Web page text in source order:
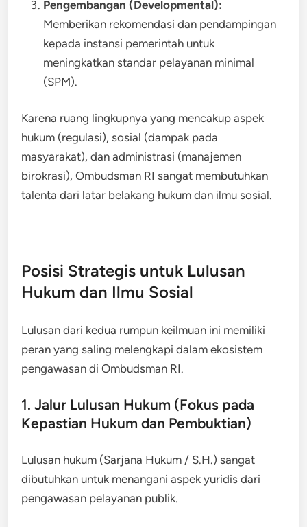
Pengembangan (Developmental):
Memberikan rekomendasi dan pendampingan
kepada instansi pemerintah untuk
meningkatkan standar pelayanan minimal
(SPM).
Karena ruang lingkupnya yang mencakup aspek
hukum (regulasi), sosial (dampak pada
masyarakat), dan administrasi (manajemen
birokrasi), Ombudsman RI sangat membutuhkan
talenta dari latar belakang hukum dan ilmu sosial.
Posisi Strategis untuk Lulusan
Hukum dan Ilmu Sosial
Lulusan dari kedua rumpun keilmuan ini memiliki
peran yang saling melengkapi dalam ekosistem
pengawasan di Ombudsman RI.
1. Jalur Lulusan Hukum (Fokus pada
Kepastian Hukum dan Pembuktian)
Lulusan hukum (Sarjana Hukum / S.H.) sangat
dibutuhkan untuk menangani aspek yuridis dari
pengawasan pelayanan publik.